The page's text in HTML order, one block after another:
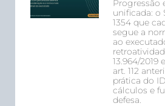
Progressão
unificada: o
1354 que
segue a
ao
13.964/2019
art. 112
prática do
cálculos e
defesa.